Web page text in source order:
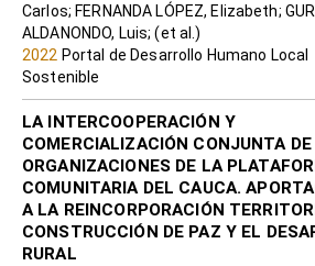
Carlos; FERNANDA LÓPEZ, Elizabeth;
ALDANONDO, Luis; (et al.)
2022 Portal de Desarrollo Humano Local
Sostenible
LA INTERCOOPERACIÓN Y
COMERCIALIZACIÓN CONJUNTA
ORGANIZACIONES DE LA
COMUNITARIA DEL CAUCA.
A LA REINCORPORACIÓN
CONSTRUCCIÓN DE PAZ Y EL
RURAL